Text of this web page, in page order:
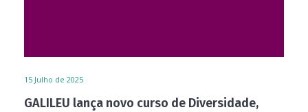
15 Julho de 2025
GALILEU lança novo curso de Diversidade,